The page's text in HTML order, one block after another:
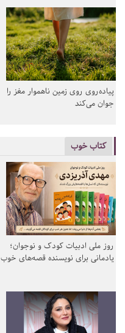
پیاده‌روی روی زمین ناهموار مغز را
جوان می‌کند
کتاب خوب
روز ملی ادبیات کودک و نوجوان؛
یادمانی برای نویسنده قصه‌های خوب